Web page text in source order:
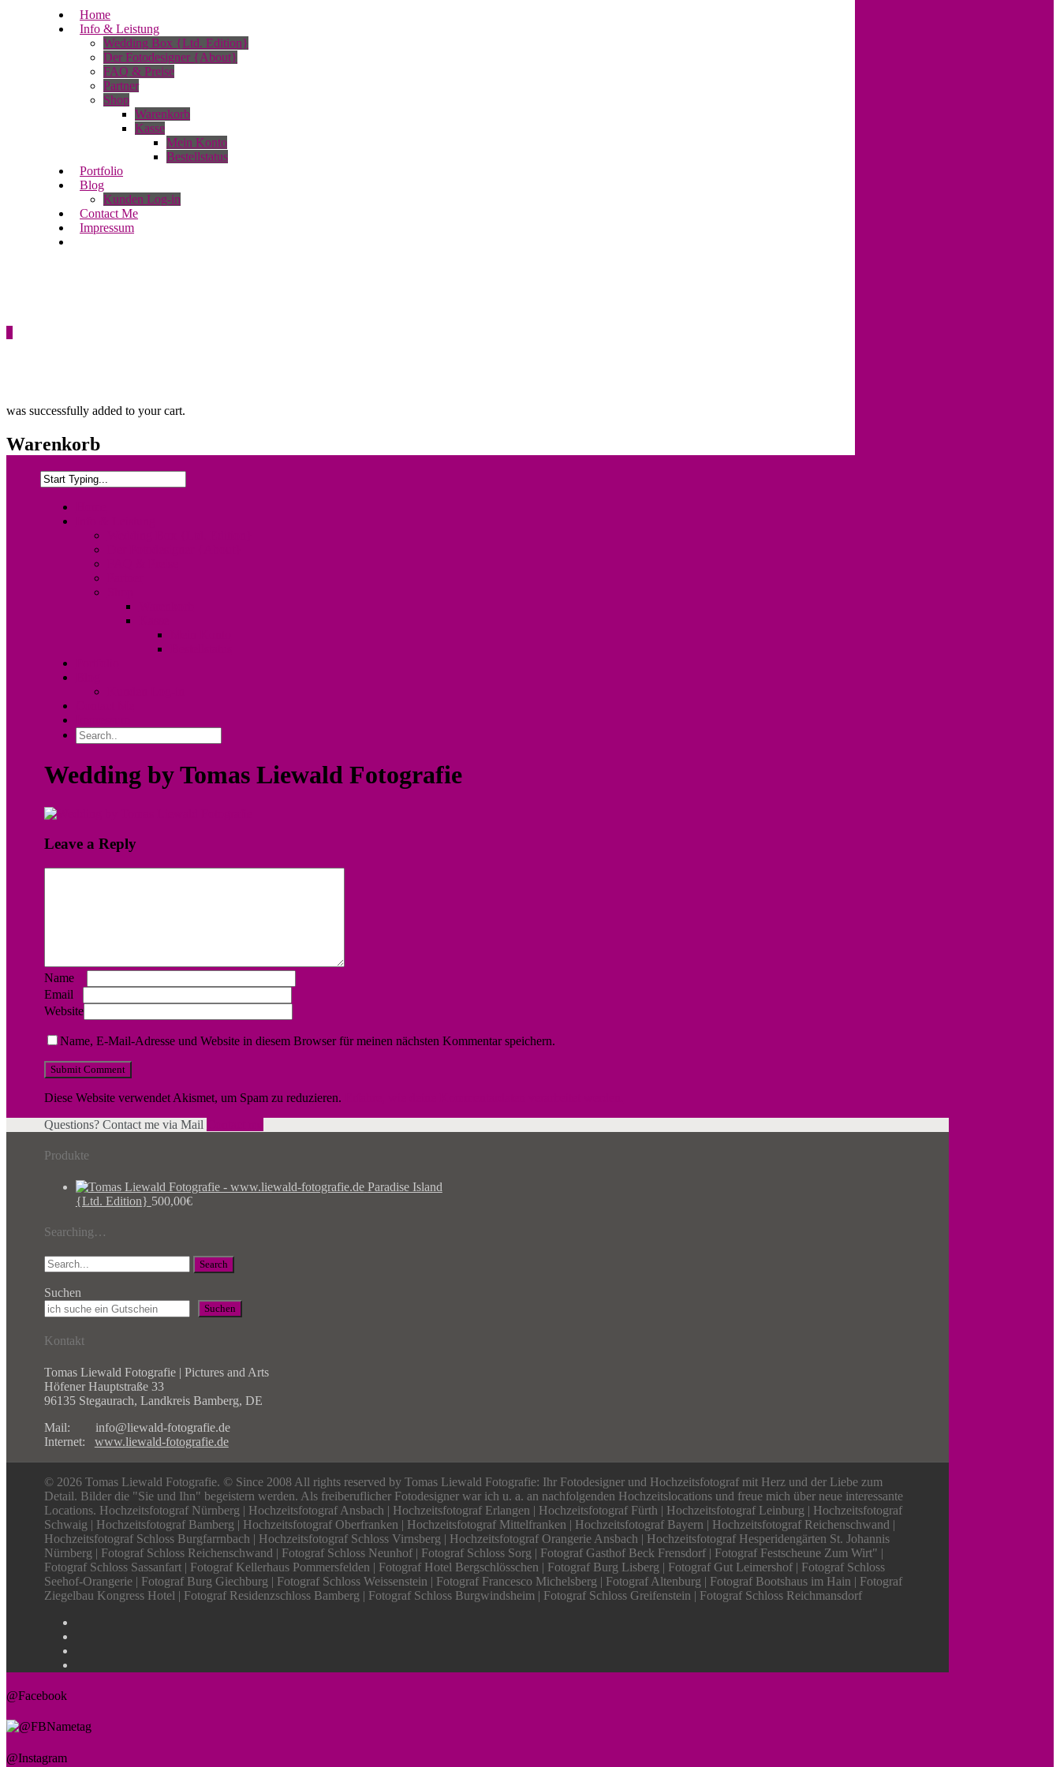
Home
Info & Leistung
Wedding Box {Ltd. Edition}
Der Fotodesigner {About}
FAQ & Preise
Partner
Shop
Warenkorb
Kasse
Mein Konto
Bestellstatus
Portfolio
Blog
Kunden Log-in
Contact Me
Impressum
was successfully added to your cart.
Warenkorb
Wedding by Tomas Liewald Fotografie
Leave a Reply
Name
Email
Website
Name, E-Mail-Adresse und Website in diesem Browser für meinen nächsten Kommentar speichern.
Diese Website verwendet Akismet, um Spam zu reduzieren.
Questions? Contact me via Mail
Produkte
Paradise Island
{Ltd. Edition} 500,00€
Searching…
Search
Suchen
Suchen
Kontakt
Tomas Liewald Fotografie | Pictures and Arts
Höfener Hauptstraße 33
96135 Stegaurach, Landkreis Bamberg, DE
Mail: info@liewald-fotografie.de
Internet: www.liewald-fotografie.de
© 2026 Tomas Liewald Fotografie. © Since 2008 All rights reserved by Tomas Liewald Fotografie: Ihr Fotodesigner und Hochzeitsfotograf mit Herz und der Liebe zum
Detail. Bilder die "Sie und Ihn" begeistern werden. Als freiberuflicher Fotodesigner war ich u. a. an nachfolgenden Hochzeitslocations und freue mich über neue interessante
Locations. Hochzeitsfotograf Nürnberg | Hochzeitsfotograf Ansbach | Hochzeitsfotograf Erlangen | Hochzeitsfotograf Fürth | Hochzeitsfotograf Leinburg | Hochzeitsfotograf
Schwaig | Hochzeitsfotograf Bamberg | Hochzeitsfotograf Oberfranken | Hochzeitsfotograf Mittelfranken | Hochzeitsfotograf Bayern | Hochzeitsfotograf Reichenschwand |
Hochzeitsfotograf Schloss Burgfarrnbach | Hochzeitsfotograf Schloss Virnsberg | Hochzeitsfotograf Orangerie Ansbach | Hochzeitsfotograf Hesperidengärten St. Johannis
Nürnberg | Fotograf Schloss Reichenschwand | Fotograf Schloss Neunhof | Fotograf Schloss Sorg | Fotograf Gasthof Beck Frensdorf | Fotograf Festscheune Zum Wirt" |
Fotograf Schloss Sassanfart | Fotograf Kellerhaus Pommersfelden | Fotograf Hotel Bergschlösschen | Fotograf Burg Lisberg | Fotograf Gut Leimershof | Fotograf Schloss
Seehof-Orangerie | Fotograf Burg Giechburg | Fotograf Schloss Weissenstein | Fotograf Francesco Michelsberg | Fotograf Altenburg | Fotograf Bootshaus im Hain | Fotograf
Ziegelbau Kongress Hotel | Fotograf Residenzschloss Bamberg | Fotograf Schloss Burgwindsheim | Fotograf Schloss Greifenstein | Fotograf Schloss Reichmansdorf
@Facebook
@Instagram